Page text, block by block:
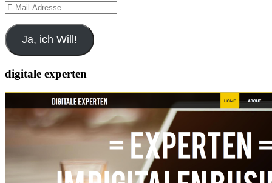
E-
Mail-
Adresse
Ja, ich Will!
digitale experten